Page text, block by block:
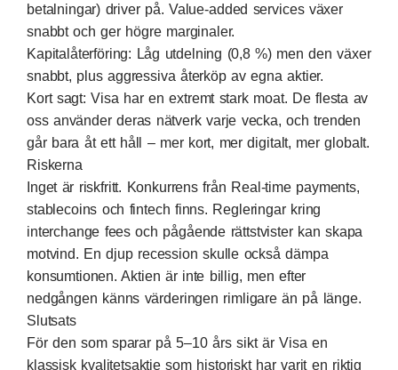
betalningar) driver på. Value-added services växer
snabbt och ger högre marginaler.
Kapitalåterföring: Låg utdelning (0,8 %) men den växer
snabbt, plus aggressiva återköp av egna aktier.
Kort sagt: Visa har en extremt stark moat. De flesta av
oss använder deras nätverk varje vecka, och trenden
går bara åt ett håll – mer kort, mer digitalt, mer globalt.
Riskerna
Inget är riskfritt. Konkurrens från Real-time payments,
stablecoins och fintech finns. Regleringar kring
interchange fees och pågående rättstvister kan skapa
motvind. En djup recession skulle också dämpa
konsumtionen. Aktien är inte billig, men efter
nedgången känns värderingen rimligare än på länge.
Slutsats
För den som sparar på 5–10 års sikt är Visa en
klassisk kvalitetsaktie som historiskt har varit en riktig